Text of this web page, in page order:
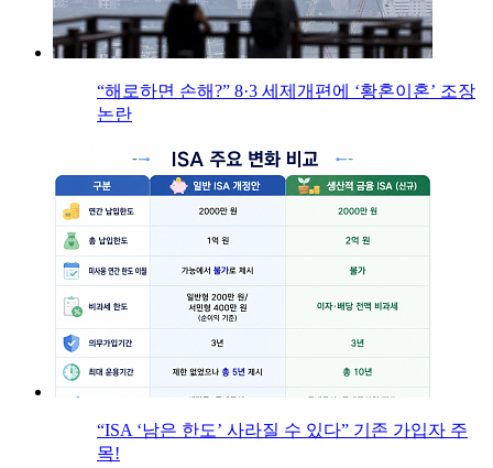
“해로하면 손해?” 8·3 세제개편에 ‘황혼이혼’ 조장
논란
“ISA ‘남은 한도’ 사라질 수 있다” 기존 가입자 주
목!